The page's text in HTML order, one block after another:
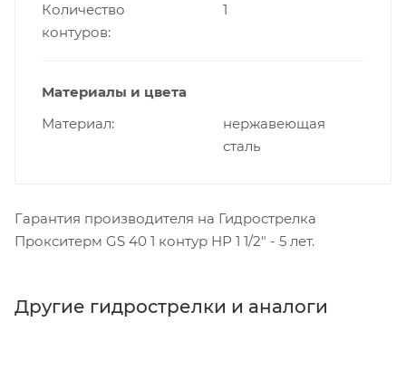
Количество
контуров
1
Материалы и цвета
Материал
нержавеющая
сталь
Гарантия производителя на Гидрострелка
Прокситерм GS 40 1 контур НР 1 1/2" - 5 лет.
Другие гидрострелки и аналоги